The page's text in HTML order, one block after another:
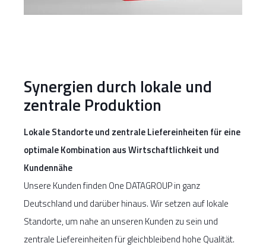
Synergien durch lokale und
zentrale Produktion
Lokale Standorte und zentrale Liefereinheiten für eine
optimale Kombination aus Wirtschaftlichkeit und
Kundennähe
Unsere Kunden finden One DATAGROUP in ganz
Deutschland und darüber hinaus. Wir setzen auf lokale
Standorte, um nahe an unseren Kunden zu sein und
zentrale Liefereinheiten für gleichbleibend hohe Qualität.